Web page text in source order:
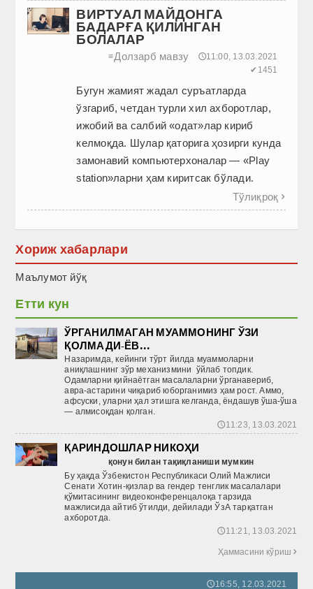
ВИРТУАЛ МАЙДОНГА
БАДАРҒА ҚИЛИНГАН
БОЛАЛАР
≡Долзарб мавзу
🕔11:00, 13.03.2021
✔1451
Бугун жамият жадал суръатларда
ўзгариб, четдан турли хил ахборотлар,
ижобий ва салбий «одат»лар кириб
келмоқда. Шулар қаторига ҳозирги кунда
замонавий компьютерхоналар — «Play
station»ларни ҳам киритсак бўлади.
Тўлиқроқ 
Хориж хабарлари
Маълумот йўқ
Етти кун
ЎРГАНИЛМАГАН МУАММОНИНГ ЎЗИ
ҚОЛМАДИ-ЁВ...
Назаримда, кейинги тўрт йилда муаммоларни
аниқлашнинг зўр механизмини ўйлаб топдик.
Одамларни қийнаётган масалаларни ўрганавериб,
авра-астарини чиқариб юборганимиз ҳам рост. Аммо,
афсуски, уларни ҳал этишга келганда, ёндашув ўша-ўша
— алмисоқдан қолган.
🕔11:23, 13.03.2021
ҚАРИНДОШЛАР НИКОҲИ
қонун билан тақиқланиши мумкин
Бу ҳақда Ўзбекистон Республикаси Олий Мажлиси
Сенати Хотин-қизлар ва гендер тенглик масалалари
қўмитасининг видеоконференцалоқа тарзида
мажлисида айтиб ўтилди, дейилади ЎзА тарқатган
ахборотда.
🕔11:21, 13.03.2021
Ҳаммасини кўриш
🕔16:55, 12.03.2021